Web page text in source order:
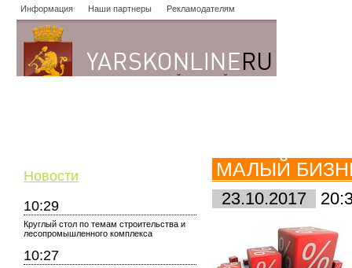
Информация Наши партнеры Рекламодателям
Новости
10:29
Круглый стол по темам строительства и
лесопромышленного комплекса
10:27
МАЛЫЙ
23.10.2017